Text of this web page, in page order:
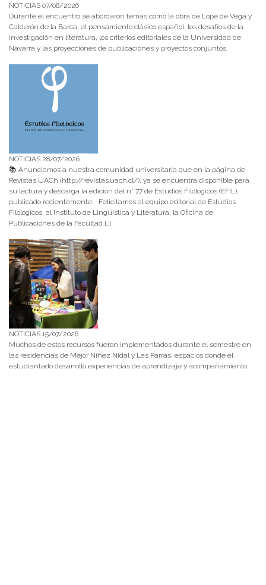
NOTICIAS 07/08/2026
Durante el encuentro se abordaron temas como la obra de Lope de Vega y
Calderón de la Barca, el pensamiento clásico español, los desafíos de la
investigación en literatura, los criterios editoriales de la Universidad de
Navarra y las proyecciones de publicaciones y proyectos conjuntos.
NOTICIAS 28/07/2026
📚 Anunciamos a nuestra comunidad universitaria que en la página de
Revistas UACh (http://revistas.uach.cl/), ya se encuentra disponible para
su lectura y descarga la edición del n° 77 de Estudios Filológicos (EFIL),
publicado recientemente. Felicitamos al equipo editorial de Estudios
Filológicos, al Instituto de Lingüística y Literatura, la Oficina de
Publicaciones de la Facultad […]
NOTICIAS 15/07/2026
Muchos de estos recursos fueron implementados durante el semestre en
las residencias de Mejor Niñez Nidal y Las Parras, espacios donde el
estudiantado desarrolló experiencias de aprendizaje y acompañamiento.